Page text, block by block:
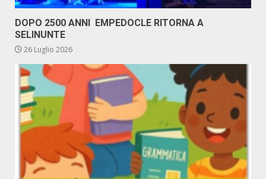
DOPO 2500 ANNI EMPEDOCLE RITORNA A
SELINUNTE
26 Luglio 2026